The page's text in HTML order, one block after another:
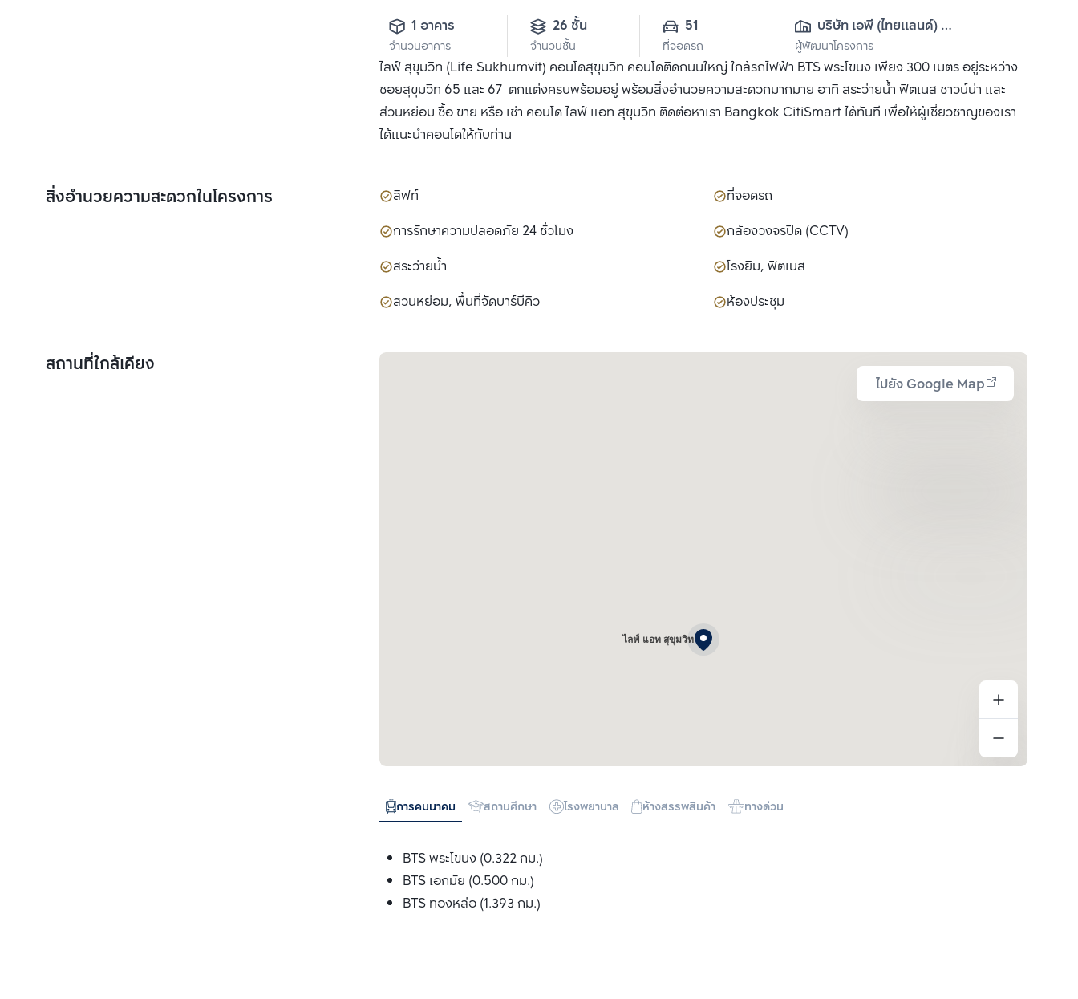
1 อาคาร
จำนวนอาคาร
26 ชั้น
จำนวนชั้น
51
ที่จอดรถ
บริษัท เอพี (ไทยแลนด์)
จำกัด(มหาชน)
ผู้พัฒนาโครงการ
ไลฟ์ สุขุมวิท (Life Sukhumvit) คอนโดสุขุมวิท คอนโดติดถนนใหญ่ ใกล้รถไฟฟ้า BTS พระโขนง เพียง 300 เมตร อยู่ระหว่าง
ซอยสุขุมวิท 65 และ 67 ตกแต่งครบพร้อมอยู่ พร้อมสิ่งอำนวยความสะดวกมากมาย อาทิ สระว่ายน้ำ ฟิตเนส ซาวน์น่า และ
ส่วนหย่อม ซื้อ ขาย หรือ เช่า คอนโด ไลฟ์ แอท สุขุมวิท ติดต่อหาเรา Bangkok CitiSmart ได้ทันที เพื่อให้ผู้เชี่ยวชาญของเรา
ได้แนะนำคอนโดให้กับท่าน
สิ่งอำนวยความสะดวกในโครงการ ลิฟท์
ที่จอดรถ
การรักษาความปลอดภัย 24 ชั่วโมง
กล้องวงจรปิด (CCTV)
สระว่ายน้ำ
โรงยิม, ฟิตเนส
สวนหย่อม, พื้นที่จัดบาร์บีคิว
ห้องประชุม
สถานที่ใกล้เคียง
ไปยัง Google Map
ไลฟ์ แอท สุขุมวิท
การคมนาคม สถานศึกษา โรงพยาบาล ห้างสรรพสินค้า ทางด่วน
BTS พระโขนง (0.322 กม.)
BTS เอกมัย (0.500 กม.)
BTS ทองหล่อ (1.393 กม.)